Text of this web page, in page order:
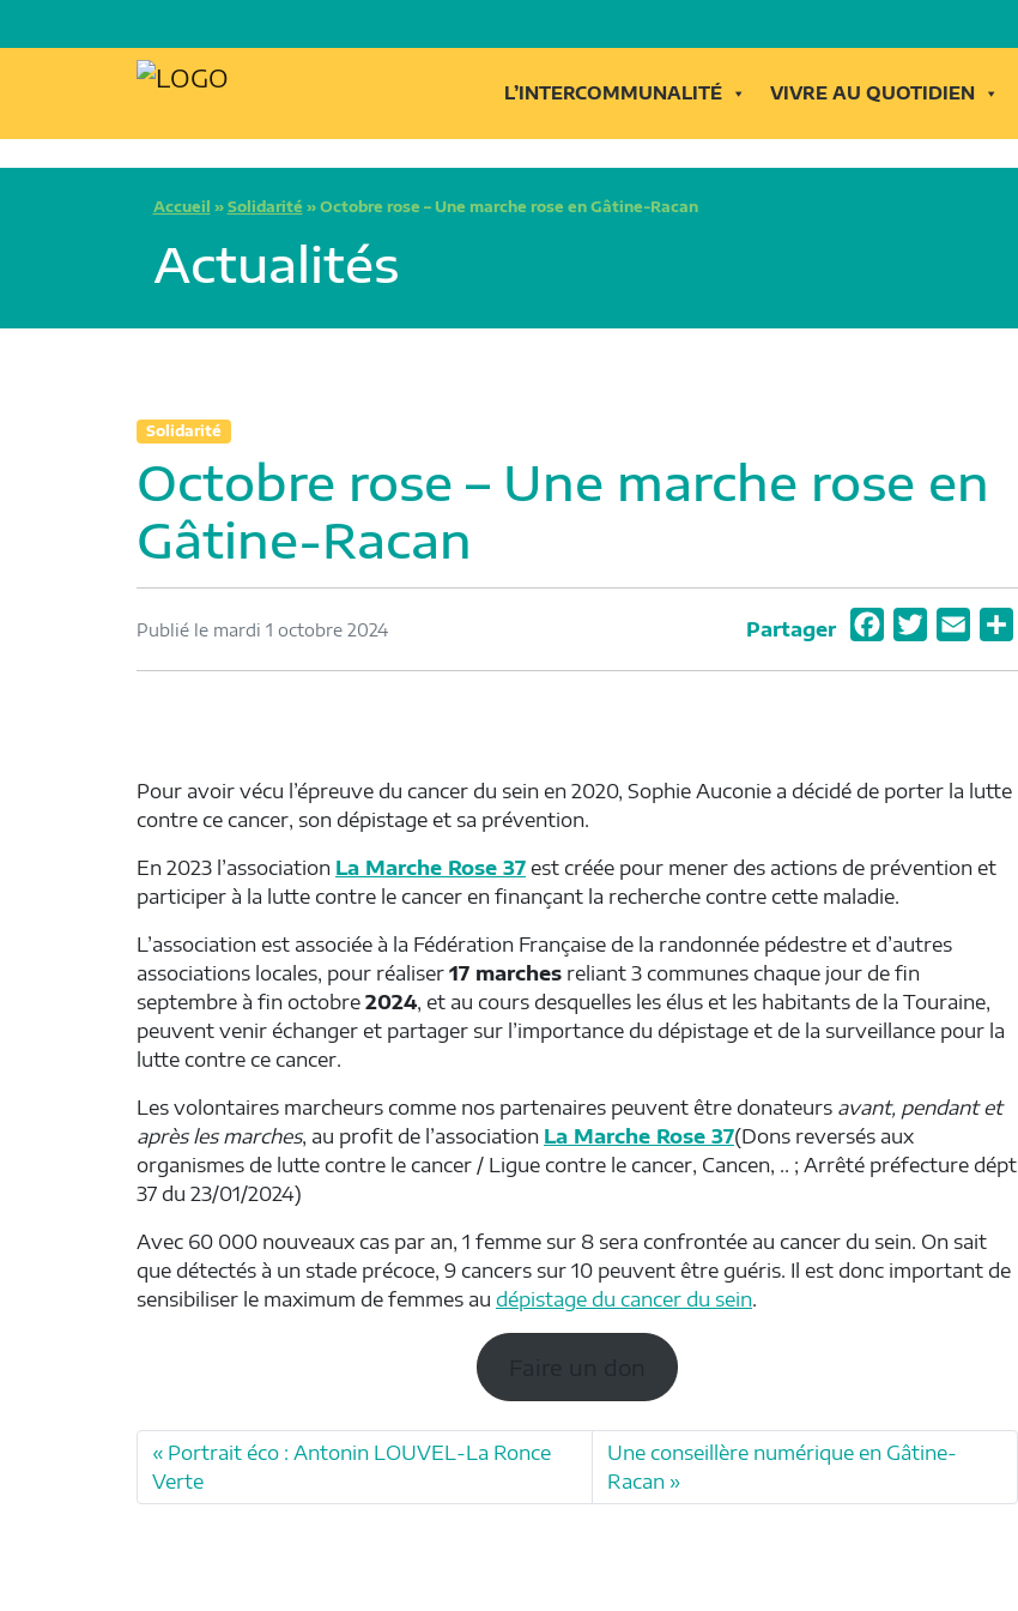
L’INTERCOMMUNALITÉ VIVRE AU QUOTIDIEN
Accueil » Solidarité » Octobre rose – Une marche rose en Gâtine-Racan
Actualités
Solidarité
Octobre rose – Une marche rose en
Gâtine-Racan
Publié le mardi 1 octobre 2024 Partager
o
k
e
Pour avoir vécu l’épreuve du cancer du sein en 2020, Sophie Auconie a décidé de porter la lutte
contre ce cancer, son dépistage et sa prévention.
En 2023 l’association La Marche Rose 37 est créée pour mener des actions de prévention et
participer à la lutte contre le cancer en finançant la recherche contre cette maladie.
L’association est associée à la Fédération Française de la randonnée pédestre et d’autres
associations locales, pour réaliser 17 marches reliant 3 communes chaque jour de fin
septembre à fin octobre 2024, et au cours desquelles les élus et les habitants de la Touraine,
peuvent venir échanger et partager sur l’importance du dépistage et de la surveillance pour la
lutte contre ce cancer.
Les volontaires marcheurs comme nos partenaires peuvent être donateurs avant, pendant et
après les marches, au profit de l’association La Marche Rose 37(Dons reversés aux
organismes de lutte contre le cancer / Ligue contre le cancer, Cancen, .. ; Arrêté préfecture dépt
37 du 23/01/2024)
Avec 60 000 nouveaux cas par an, 1 femme sur 8 sera confrontée au cancer du sein. On sait
que détectés à un stade précoce, 9 cancers sur 10 peuvent être guéris. Il est donc important de
sensibiliser le maximum de femmes au dépistage du cancer du sein.
Portrait éco : Antonin LOUVEL-La Ronce
Verte
Une conseillère numérique en Gâtine-
Racan